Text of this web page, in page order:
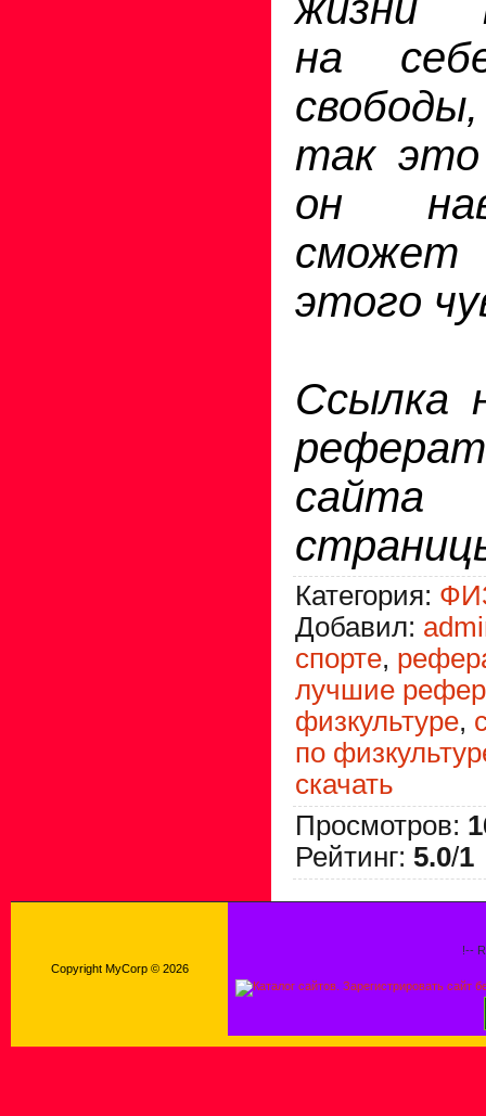
на
так
он
этого
Ссылка
Категория:
Добавил:
спорте,
лучшие
физкультуре,
по
скачать
Просмотров:
Рейтинг: 5.0/1
Copyright MyCorp © 2026
!--